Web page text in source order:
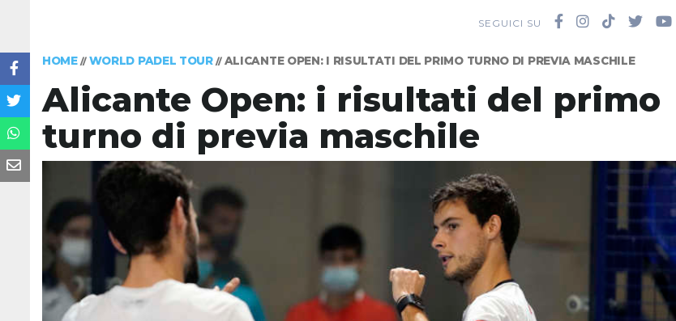
SEGUICI SU
HOME// WORLD PADEL TOUR// ALICANTE OPEN: I RISULTATI DEL PRIMO TURNO DI PREVIA MASCHILE
Alicante Open: i risultati del primo
turno di previa maschile